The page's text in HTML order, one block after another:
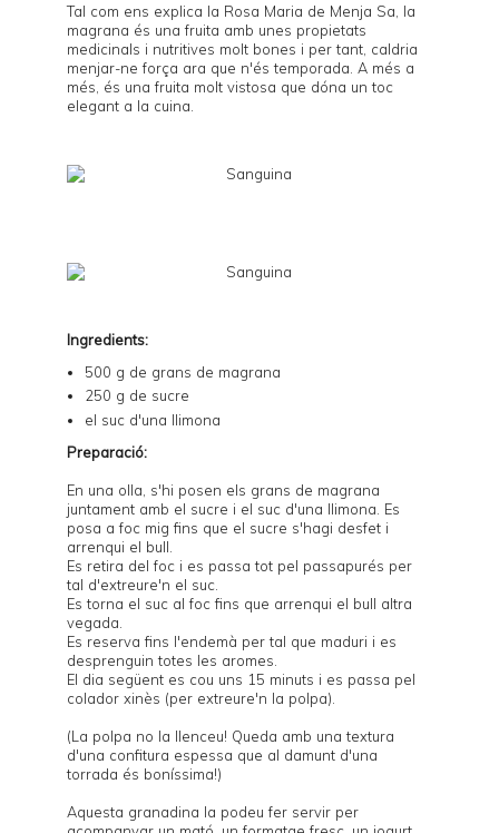
Tal com ens explica la Rosa Maria de Menja Sa , la
magrana és una fruita amb unes propietats
medicinals i nutritives molt bones i per tant, caldria
menjar-ne força ara que n'és temporada. A més a
més, és una fruita molt vistosa que dóna un toc
elegant a la cuina.
Ingredients:
500 g de grans de magrana
250 g de sucre
el suc d'una llimona
Preparació:
En una olla, s'hi posen els grans de magrana
juntament amb el sucre i el suc d'una llimona. Es
posa a foc mig fins que el sucre s'hagi desfet i
arrenqui el bull.
Es retira del foc i es passa tot pel passapurés per
tal d'extreure'n el suc.
Es torna el suc al foc fins que arrenqui el bull altra
vegada.
Es reserva fins l'endemà per tal que maduri i es
desprenguin totes les aromes.
El dia següent es cou uns 15 minuts i es passa pel
colador xinès (per extreure'n la polpa).
(La polpa no la llenceu! Queda amb una textura
d'una confitura espessa que al damunt d'una
torrada és boníssima!)
Aquesta granadina la podeu fer servir per